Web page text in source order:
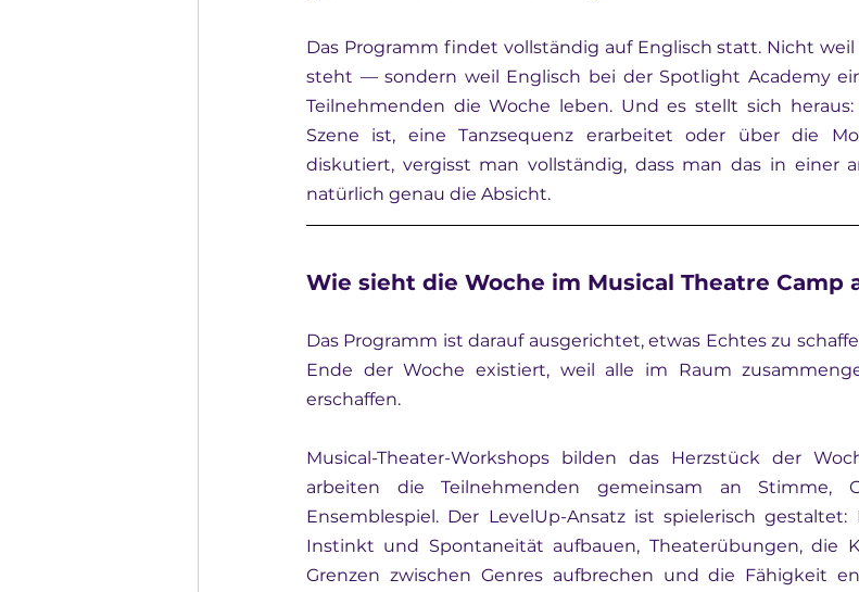
Das Programm findet vollständig auf Englisch statt. Nicht
steht — sondern weil Englisch bei der Spotlight Academy
Teilnehmenden die Woche leben. Und es stellt sich
Szene ist, eine Tanzsequenz erarbeitet oder über die
diskutiert, vergisst man vollständig, dass man das in einer
natürlich genau die Absicht.
Wie sieht die Woche im Musical Theatre Camp
Das Programm ist darauf ausgerichtet, etwas Echtes zu
Ende der Woche existiert, weil alle im Raum
erschaffen.
Musical-Theater-Workshops bilden das Herzstück der
arbeiten die Teilnehmenden gemeinsam an Stimme,
Ensemblespiel. Der LevelUp-Ansatz ist spielerisch
Instinkt und Spontaneität aufbauen, Theaterübungen, die
Grenzen zwischen Genres aufbrechen und die Fähigkeit